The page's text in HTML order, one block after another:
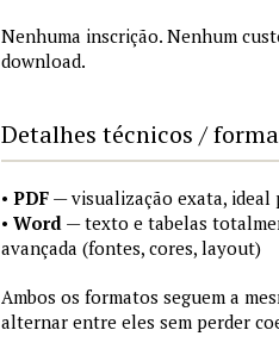
Nenhuma inscrição. Nenhum
download.
Detalhes técnicos /
• PDF — visualização exata,
• Word — texto e tabelas
avançada (fontes, cores, layout)
Ambos os formatos seguem a
alternar entre eles sem perder